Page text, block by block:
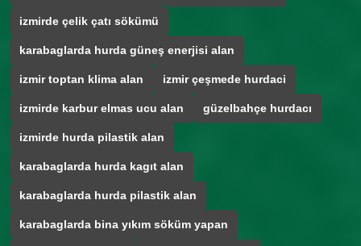
izmirde çelik çatı sökümü
karabaglarda hurda güneş enerjisi alan
izmir toptan klima alan izmir çeşmede hurdaci
izmirde karbur elmas ucu alan güzelbahçe hurdacı
izmirde hurda pilastik alan
karabaglarda hurda kagıt alan
karabaglarda hurda pilastik alan
karabaglarda bina yıkım söküm yapan